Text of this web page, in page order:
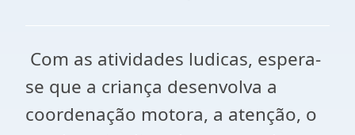
Com as atividades ludicas, espera-
se que a criança desenvolva a
coordenação motora, a atenção, o